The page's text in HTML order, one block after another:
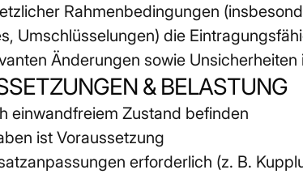
Rahmenbedingungen
Umschlüsselungen) die
Änderungen sowie Unsicherheiten
& BELASTUNG
einwandfreiem Zustand befinden
ist Voraussetzung
erforderlich (z. B.